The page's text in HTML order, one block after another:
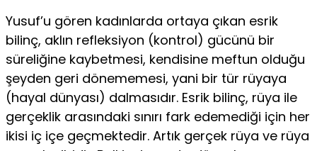
Yusuf’u gören kadınlarda ortaya çıkan esrik
bilinç, aklın refleksiyon (kontrol) gücünü bir
süreliğine kaybetmesi, kendisine meftun olduğu
şeyden geri dönememesi, yani bir tür rüyaya
(hayal dünyası) dalması­dır. Esrik bilinç, rüya ile
gerçeklik arasındaki sınırı fark edemediği için her
ikisi iç içe geçmektedir. Artık gerçek rüya ve rüya